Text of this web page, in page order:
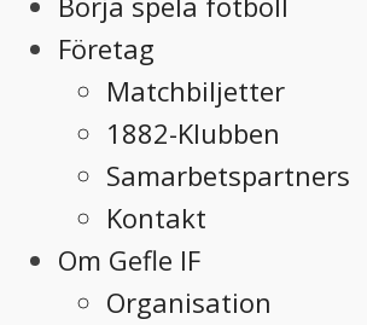
Företag
Matchbiljetter
1882-Klubben
Samarbetspartners
Kontakt
Om Gefle IF
Organisation